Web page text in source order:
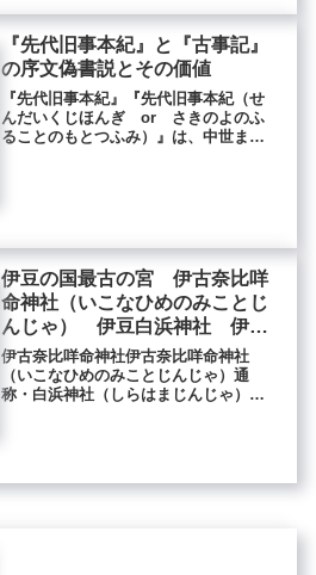
『先代旧事本紀』と『古事記』
の序文偽書説とその価値
『先代旧事本紀』『先代旧事本紀（せ
んだいくじほんぎ or さきのよのふ
ることのもとつふみ）』は、中世まで
伊豆の国最古の宮 伊古奈比咩
命神社（いこなひめのみことじ
んじゃ） 伊豆白浜神社 伊豆
白濱神社
伊古奈比咩命神社伊古奈比咩命神社
（いこなひめのみことじんじゃ）通
称・白浜神社（しらはまじんじゃ）所